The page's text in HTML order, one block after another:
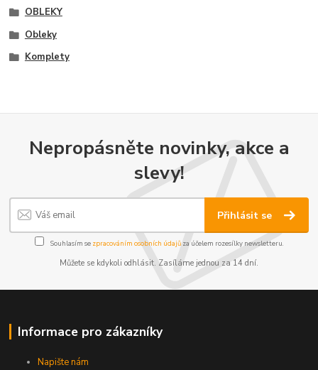
OBLEKY
Obleky
Komplety
Nepropásněte novinky, akce a
slevy!
Přihlásit se
Souhlasím se zpracováním osobních údajůza účelem rozesílky newsletteru.
Můžete se kdykoli odhlásit. Zasíláme jednou za 14 dní.
Informace pro zákazníky
Napište nám